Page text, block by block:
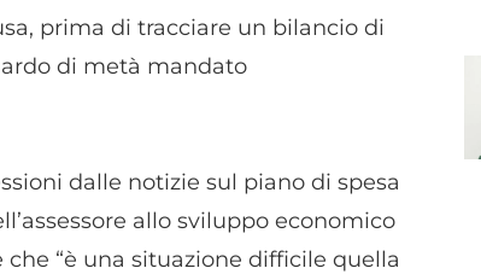
prima di tracciare un bilancio di
di metà mandato
dalle notizie sul piano di spesa
allo sviluppo economico
che “è una situazione difficile quella